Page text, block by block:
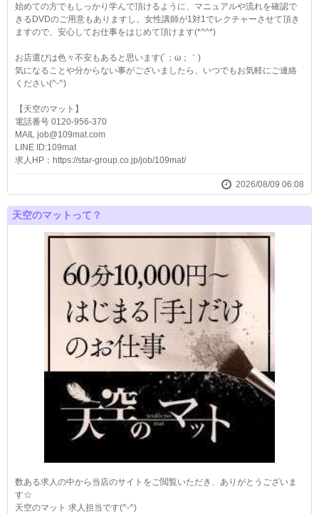
始めての方でもしっかり学んで頂けるように、マニュアルや流れを確認で
きるDVDのご用意もありますし、女性講師が1対1でレクチャーさせて頂き
ますので、安心してお仕事をはじめて頂けます(*^^*)
お店選びは色々不安もあると思います(´；ω；｀)
気になることや分からない事がございましたら、いつでもお気軽にご連絡
ください(^-^)
【天空のマット】
電話番号 0120-956-370
MAIL job@109mat.com
LINE ID:109mat
求人HP：https://star-group.co.jp/job/109mat/
2026/08/09 06:08
天空のマットって？
数ある求人の中から当店のサイトをご閲覧いただき、ありがとうございま
す☆
天空のマット 求人担当です(^-^)